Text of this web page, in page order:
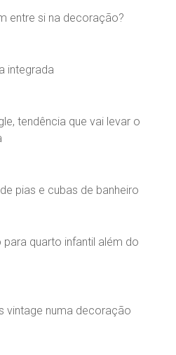
entre si na decoração?
integrada
tendência que vai levar o
pias e cubas de banheiro
quarto infantil além do
vintage numa decoração